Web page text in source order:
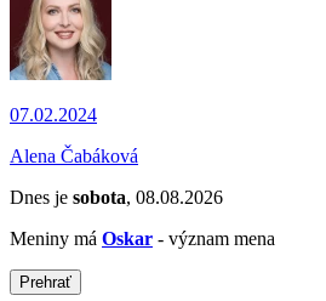
07.02.2024
Alena Čabáková
Dnes je sobota, 08.08.2026
Meniny má Oskar - význam mena
Prehrať